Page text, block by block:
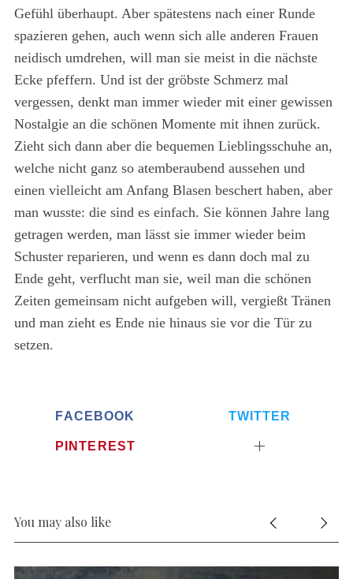
Gefühl überhaupt. Aber spätestens nach einer Runde
spazieren gehen, auch wenn sich alle anderen Frauen
neidisch umdrehen, will man sie meist in die nächste
Ecke pfeffern. Und ist der gröbste Schmerz mal
vergessen, denkt man immer wieder mit einer gewissen
Nostalgie an die schönen Momente mit ihnen zurück.
Zieht sich dann aber die bequemen Lieblingsschuhe an,
welche nicht ganz so atemberaubend aussehen und
einen vielleicht am Anfang Blasen beschert haben, aber
man wusste: die sind es einfach. Sie können Jahre lang
getragen werden, man lässt sie immer wieder beim
Schuster reparieren, und wenn es dann doch mal zu
Ende geht, verflucht man sie, weil man die schönen
Zeiten gemeinsam nicht aufgeben will, vergießt Tränen
und man zieht es Ende nie hinaus sie vor die Tür zu
setzen.
FACEBOOK TWITTER
PINTEREST
You may also like